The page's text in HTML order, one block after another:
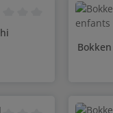
de 0 sur 5